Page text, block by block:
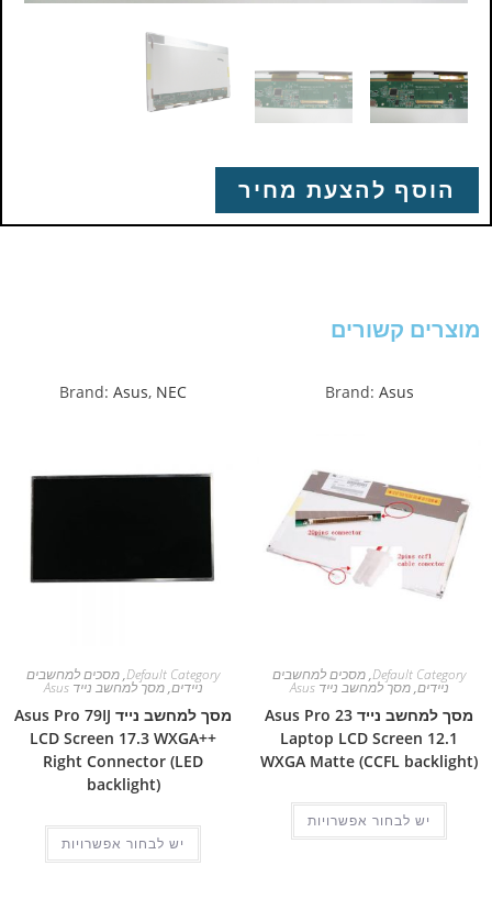
הוסף להצעת מחיר
מוצרים קשורים
Brand: Asus
Default Category
,מסכים למחשבים
ניידים,מסך למחשב נייד Asus
מסך למחשב נייד Asus Pro 23
Laptop LCD Screen 12.1
WXGA Matte (CCFL backlight)
יש לבחור אפשרויות
Brand: Asus, NEC
Default Category
,מסכים למחשבים
ניידים,מסך למחשב נייד Asus
מסך למחשב נייד Asus Pro 79IJ
LCD Screen 17.3 WXGA++
Right Connector (LED
backlight)
יש לבחור אפשרויות